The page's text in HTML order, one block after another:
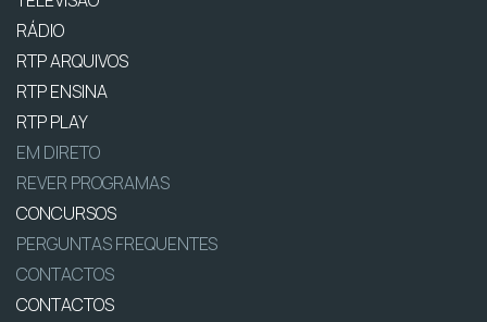
RÁDIO
RTP ARQUIVOS
RTP ENSINA
RTP PLAY
EM DIRETO
REVER PROGRAMAS
CONCURSOS
PERGUNTAS FREQUENTES
CONTACTOS
CONTACTOS